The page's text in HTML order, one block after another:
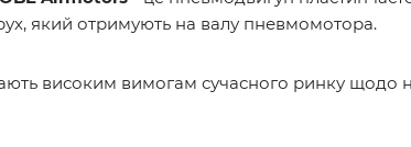
який отримують на валу пневмомотора.
високим вимогам сучасного ринку щодо